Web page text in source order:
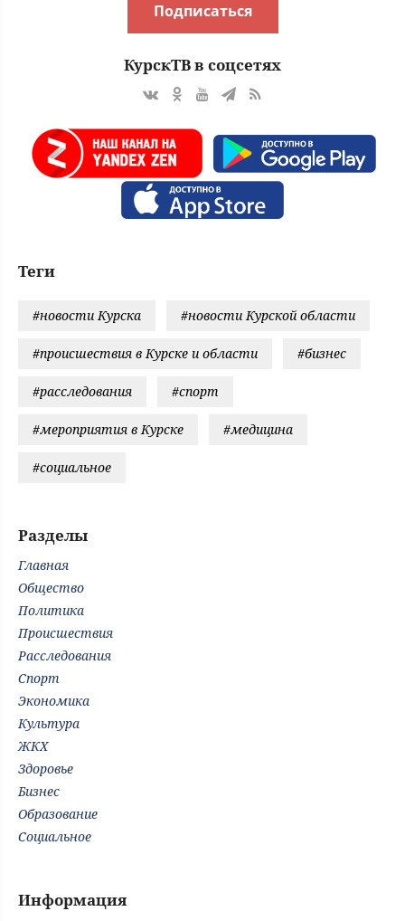
Подписаться
КурскТВ в соцсетях
Теги
#новости Курска #новости Курской области
#происшествия в Курске и области #бизнес
#расследования #спорт
#мероприятия в Курске #медицина
#социальное
Разделы
Главная
Общество
Политика
Происшествия
Расследования
Спорт
Экономика
Культура
ЖКХ
Здоровье
Бизнес
Образование
Социальное
Информация